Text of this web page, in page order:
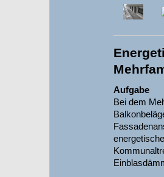
Aufgabe
Bei dem